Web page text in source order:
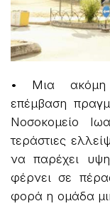
• Μια ακόμη
επέμβαση
Νοσοκομείο
τεράστιες
να παρέχει
φέρνει σε
φορά η ομάδα